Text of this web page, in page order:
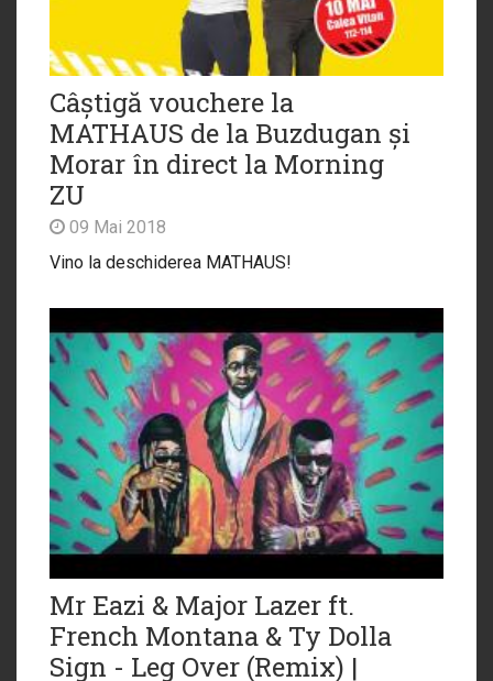
Câștigă vouchere la
MATHAUS de la Buzdugan și
Morar în direct la Morning
ZU
09 Mai 2018
Vino la deschiderea MATHAUS!
Mr Eazi & Major Lazer ft.
French Montana & Ty Dolla
Sign - Leg Over (Remix) |